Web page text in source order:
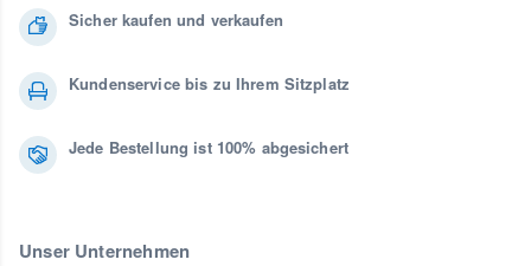
Sicher kaufen und verkaufen
Kundenservice bis zu Ihrem Sitzplatz
Jede Bestellung ist 100% abgesichert
Unser Unternehmen